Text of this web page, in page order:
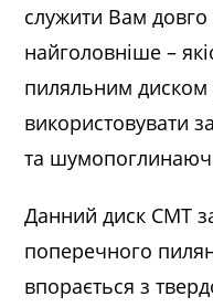
служити Вам довго
найголовніше –
пиляльним диском
використовувати
та
Данний диск CMT
поперечного
впорається з